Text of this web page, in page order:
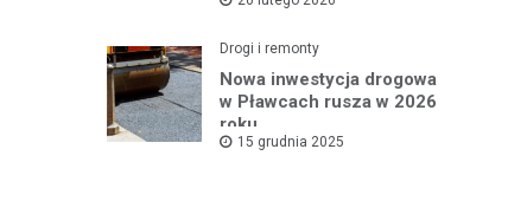
Drogi i remonty
Nowa inwestycja drogowa
w Pławcach rusza w 2026
roku
15 grudnia 2025